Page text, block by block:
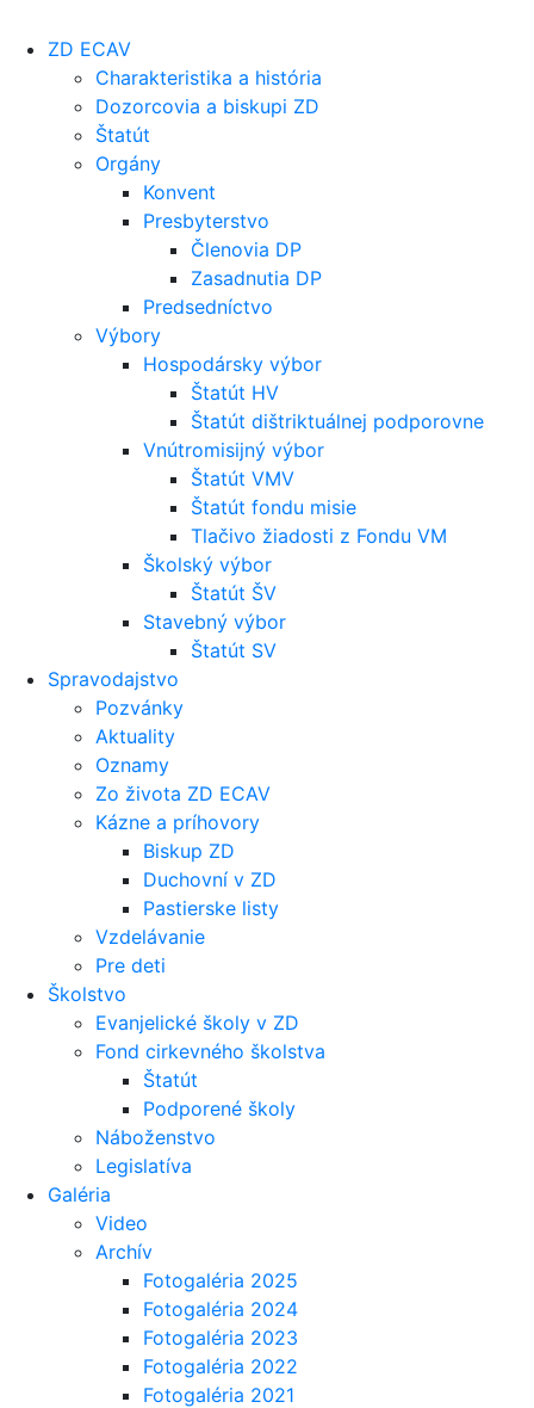
ZD ECAV
Charakteristika a história
Dozorcovia a biskupi ZD
Štatút
Orgány
Konvent
Presbyterstvo
Členovia DP
Zasadnutia DP
Predsedníctvo
Výbory
Hospodársky výbor
Štatút HV
Štatút dištriktuálnej podporovne
Vnútromisijný výbor
Štatút VMV
Štatút fondu misie
Tlačivo žiadosti z Fondu VM
Školský výbor
Štatút ŠV
Stavebný výbor
Štatút SV
Spravodajstvo
Pozvánky
Aktuality
Oznamy
Zo života ZD ECAV
Kázne a príhovory
Biskup ZD
Duchovní v ZD
Pastierske listy
Vzdelávanie
Pre deti
Školstvo
Evanjelické školy v ZD
Fond cirkevného školstva
Štatút
Podporené školy
Náboženstvo
Legislatíva
Galéria
Video
Archív
Fotogaléria 2025
Fotogaléria 2024
Fotogaléria 2023
Fotogaléria 2022
Fotogaléria 2021